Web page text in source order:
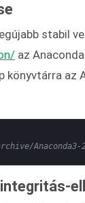
stabil
az
az